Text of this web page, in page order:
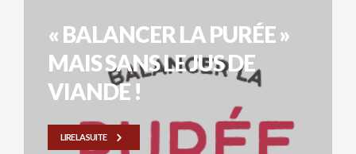
« BALANCER LA PURÉE »
MAIS SANS LE JUS DE
VIANDE !
LIRE LA SUITE